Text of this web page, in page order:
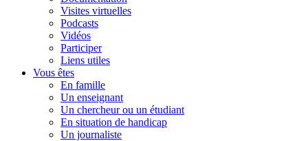
Visites virtuelles
Podcasts
Vidéos
Participer
Liens utiles
Vous êtes
En famille
Un enseignant
Un chercheur ou un étudiant
En situation de handicap
Un journaliste